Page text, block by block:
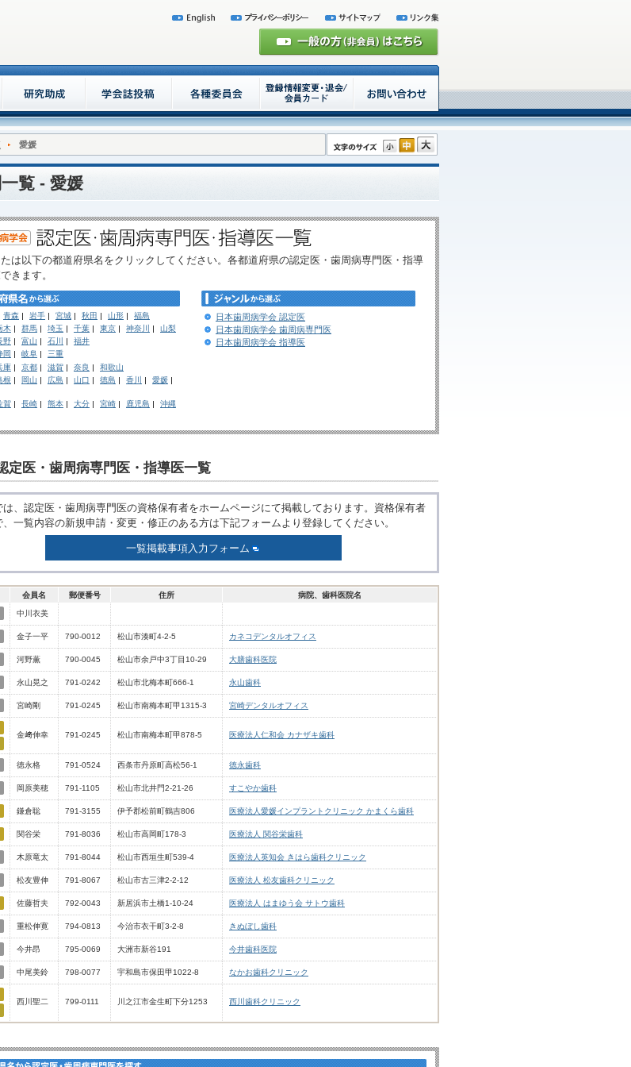
愛媛
覧 - 愛媛
は以下の都道府県名をクリックしてください。各都道府県の認定医・歯周病専門医・指導
きます。
青森 岩手 宮城 秋田 山形
福島
木 群馬 埼玉 千葉 東京 神奈川
山梨
野 富山 石川
福井
岡 岐阜
三重
庫 京都 滋賀 奈良
和歌山
根 岡山 広島 山口 徳島 香川
愛媛
賀 長崎 熊本 大分 宮崎 鹿児島
沖縄
日本歯周病学会 認定医
日本歯周病学会 歯周病専門医
日本歯周病学会 指導医
定医・歯周病専門医・指導医一覧
は、認定医・歯周病専門医の資格保有者をホームページにて掲載しております。資格保有者
、一覧内容の新規申請・変更・修正のある方は下記フォームより登録してください。
一覧掲載事項入力フォーム
会員名 郵便番号 住所 病院、歯科医院名
中川衣美
金子一平 790-0012 松山市湊町4-2-5 カネコデンタルオフィス
河野薫 790-0045 松山市余戸中3丁目10-29 大膳歯科医院
永山晃之 791-0242 松山市北梅本町666-1 永山歯科
宮崎剛 791-0245 松山市南梅本町甲1315-3 宮崎デンタルオフィス
金﨑伸幸 791-0245 松山市南梅本町甲878-5 医療法人仁和会 カナザキ歯科
徳永格 791-0524 西条市丹原町高松56-1 徳永歯科
岡原美穂 791-1105 松山市北井門2-21-26 すこやか歯科
鎌倉聡 791-3155 伊予郡松前町鶴吉806 医療法人愛媛インプラントクリニック かまくら歯科
関谷栄 791-8036 松山市高岡町178-3 医療法人 関谷栄歯科
木原竜太 791-8044 松山市西垣生町539-4 医療法人英知会 きはら歯科クリニック
松友豊伸 791-8067 松山市古三津2-2-12 医療法人 松友歯科クリニック
佐藤哲夫 792-0043 新居浜市土橋1-10-24 医療法人 はまゆう会 サトウ歯科
重松伸寛 794-0813 今治市衣干町3-2-8 きぬぼし歯科
今井昂 795-0069 大洲市新谷191 今井歯科医院
中尾美鈴 798-0077 宇和島市保田甲1022-8 なかお歯科クリニック
西川聖二 799-0111 川之江市金生町下分1253 西川歯科クリニック